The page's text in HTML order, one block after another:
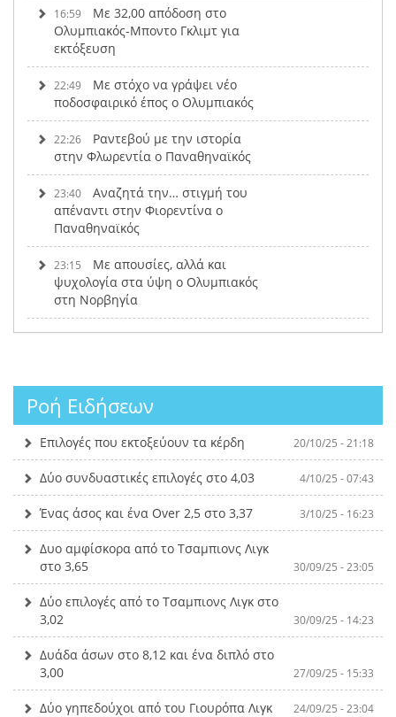
16:59
Με 32,00 απόδοση στο
Ολυμπιακός-Μποντο Γκλιμτ για
εκτόξευση
22:49
Με στόχο να γράψει νέο
ποδοσφαιρικό έπος ο Ολυμπιακός
22:26
Ραντεβού με την ιστορία
στην Φλωρεντία ο Παναθηναϊκός
23:40
Αναζητά την… στιγμή του
απέναντι στην Φιορεντίνα ο
Παναθηναϊκός
23:15
Με απουσίες, αλλά και
ψυχολογία στα ύψη ο Ολυμπιακός
στη Νορβηγία
Ροή Ειδήσεων
Επιλογές που εκτοξεύουν τα κέρδη 20/10/25 - 21:18
Δύο συνδυαστικές επιλογές στο 4,03 4/10/25 - 07:43
Ένας άσος και ένα Over 2,5 στο 3,37 3/10/25 - 16:23
Δυο αμφίσκορα από το Τσαμπιονς Λιγκ
στο 3,65
30/09/25 - 23:05
Δύο επιλογές από το Τσαμπιονς Λιγκ στο
3,02
30/09/25 - 14:23
Δυάδα άσων στο 8,12 και ένα διπλό στο
3,00
27/09/25 - 15:33
Δύο γηπεδούχοι από του Γιουρόπα Λιγκ 24/09/25 - 23:04